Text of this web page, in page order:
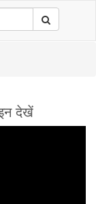
देखें